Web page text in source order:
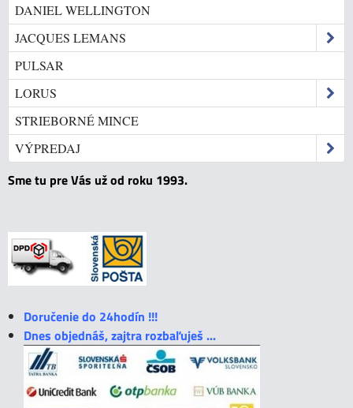
DANIEL WELLINGTON
JACQUES LEMANS
PULSAR
LORUS
STRIEBORNÉ MINCE
VÝPREDAJ
Sme tu pre Vás už od roku 1993.
Doručenie do 24hodín !!!
Dnes objednáš, zajtra rozbaľuješ ...